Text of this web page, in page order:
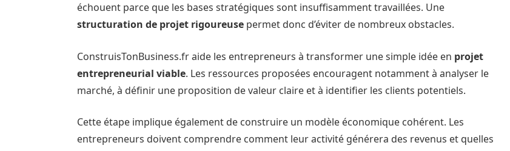
échouent parce que les bases stratégiques sont insuffisamment travaillées. Une
structuration de projet rigoureuse permet donc d’éviter de nombreux obstacles.
ConstruisTonBusiness.fr aide les entrepreneurs à transformer une simple idée en projet
entrepreneurial viable. Les ressources proposées encouragent notamment à analyser le
marché, à définir une proposition de valeur claire et à identifier les clients potentiels.
Cette étape implique également de construire un modèle économique cohérent. Les
entrepreneurs doivent comprendre comment leur activité générera des revenus et quelles